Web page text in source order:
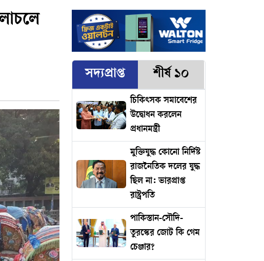
সদ্যপ্রাপ্ত শীর্ষ ১০
চিকিৎসক সমাবেশের
উদ্বোধন করলেন
প্রধানমন্ত্রী
মুক্তিযুদ্ধ কোনো নির্দিষ্ট
রাজনৈতিক দলের যুদ্ধ
ছিল না: ভারপ্রাপ্ত
রাষ্ট্রপতি
পাকিস্তান-সৌদি-
তুরস্কের জোট কি গেম
চেঞ্জার?